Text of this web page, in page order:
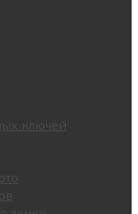
ключей